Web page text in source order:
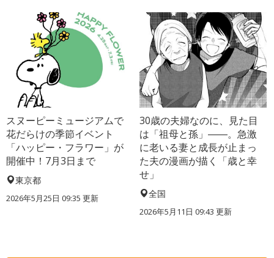
スヌーピーミュージアムで
花だらけの季節イベント
「ハッピー・フラワー」が
開催中！7月3日まで
東京都
2026年5月25日 09:35 更新
30歳の夫婦なのに、見た目
は「祖母と孫」――。急激
に老いる妻と成長が止まっ
た夫の漫画が描く「歳と幸
せ」
全国
2026年5月11日 09:43 更新